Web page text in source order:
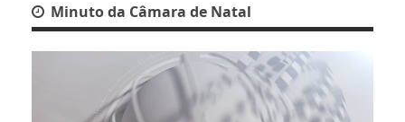
Minuto da Câmara de Natal